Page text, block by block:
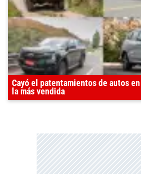
Cayó el patentamientos de autos
la más vendida